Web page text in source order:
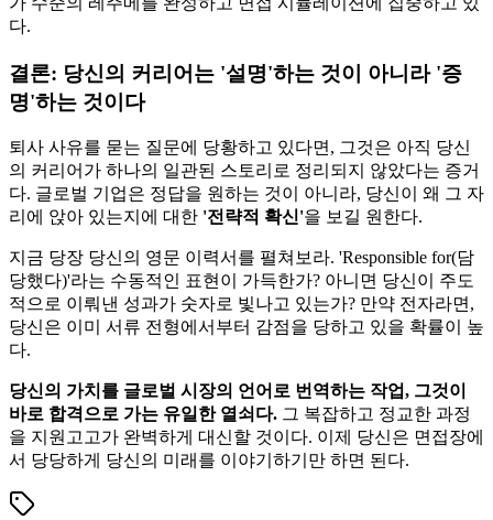
다.
결론: 당신의 커리어는 '설명'하는 것이 아니라 '증
명'하는 것이다
퇴사 사유를 묻는 질문에 당황하고 있다면, 그것은 아직 당신
의 커리어가 하나의 일관된 스토리로 정리되지 않았다는 증거
다. 글로벌 기업은 정답을 원하는 것이 아니라, 당신이 왜 그 자
리에 앉아 있는지에 대한 '전략적 확신'​을 보길 원한다.
지금 당장 당신의 영문 이력서를 펼쳐보라. 'Responsible for(담
당했다)'라는 수동적인 표현이 가득한가? 아니면 당신이 주도
적으로 이뤄낸 성과가 숫자로 빛나고 있는가? 만약 전자라면,
당신은 이미 서류 전형에서부터 감점을 당하고 있을 확률이 높
다.
당신의 가치를 글로벌 시장의 언어로 번역하는 작업, 그것이
바로 합격으로 가는 유일한 열쇠다. 그 복잡하고 정교한 과정
을 지원고고가 완벽하게 대신할 것이다. 이제 당신은 면접장에
서 당당하게 당신의 미래를 이야기하기만 하면 된다.